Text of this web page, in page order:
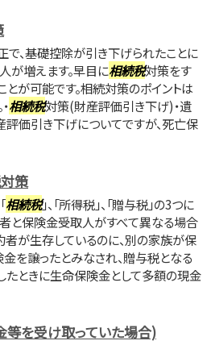
で、基礎控除が引き下げられたことに
が増えます。早目に相続税対策をす
とが可能です。相続対策のポイントは
相続税対策(財産評価引き下げ)・遺
価引き下げについてですが、死亡保
策
相続税」、「所得税」、「贈与税」の3つに
と保険金受取人がすべて異なる場合
者が生存しているのに、別の家族が保
を譲ったとみなされ、贈与税となる
たときに生命保険金として多額の現金
を受け取っていた場合)